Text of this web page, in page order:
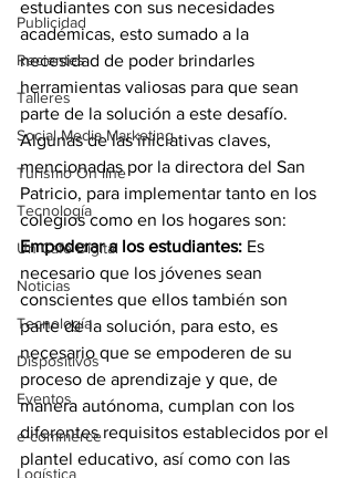
Publicidad
Recientes
Talleres
Social Media Marketing
Turismo On line
Tecnología
Un Café Digital
Noticias
Tecnología
Dispositivos
Eventos
e-commerce
Logística
estudiantes con sus necesidades
académicas, esto sumado a la
necesidad de poder brindarles
herramientas valiosas para que sean
parte de la solución a este desafío.
Algunas de las iniciativas claves,
mencionadas por la directora del San
Patricio, para implementar tanto en los
colegios como en los hogares son:
Empoderar a los estudiantes: Es
necesario que los jóvenes sean
conscientes que ellos también son
parte de la solución, para esto, es
necesario que se empoderen de su
proceso de aprendizaje y que, de
manera autónoma, cumplan con los
diferentes requisitos establecidos por el
plantel educativo, así como con las